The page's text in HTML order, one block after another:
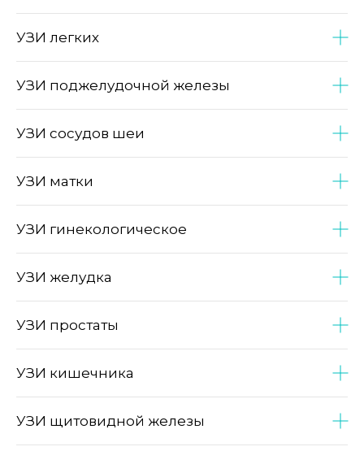
УЗИ легких
УЗИ поджелудочной железы
УЗИ сосудов шеи
УЗИ матки
УЗИ гинекологическое
УЗИ желудка
УЗИ простаты
УЗИ кишечника
УЗИ щитовидной железы